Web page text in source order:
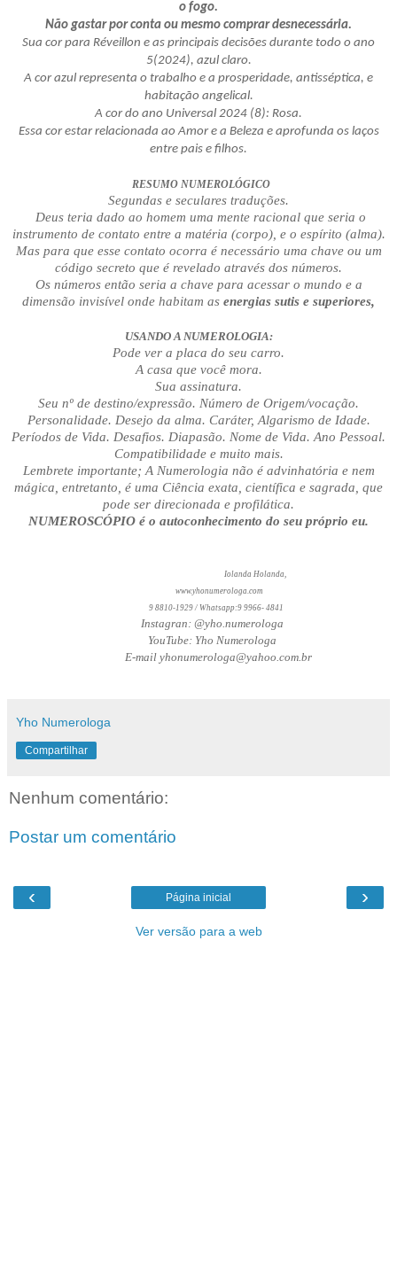
o fogo.
Não gastar por conta ou mesmo comprar desnecessária.
Sua cor para Réveillon e as principais decisões durante todo o ano
5(2024), azul claro.
A cor azul representa o trabalho e a prosperidade, antisséptica, e
habitação angelical.
A cor do ano Universal 2024 (8): Rosa.
Essa cor estar relacionada ao Amor e a Beleza e aprofunda os laços
entre pais e filhos.
RESUMO NUMEROLÓGICO
Segundas e seculares traduções.
Deus teria dado ao homem uma mente racional que seria o
instrumento de contato entre a matéria (corpo), e o espírito (alma).
Mas para que esse contato ocorra é necessário uma chave ou um
código secreto que é revelado através dos números.
Os números então seria a chave para acessar o mundo e a
dimensão invisível onde habitam as energias sutis e superiores,
USANDO A NUMEROLOGIA:
Pode ver a placa do seu carro.
A casa que você mora.
Sua assinatura.
Seu nº de destino/expressão. Número de Origem/vocação.
Personalidade. Desejo da alma. Caráter, Algarismo de Idade.
Períodos de Vida. Desafios. Diapasão. Nome de Vida. Ano Pessoal.
Compatibilidade e muito mais.
Lembrete importante; A Numerologia não é advinhatória e nem
mágica, entretanto, é uma Ciência exata, científica e sagrada, que
pode ser direcionada e profilática.
NUMEROSCÓPIO é o autoconhecimento do seu próprio eu.
Iolanda Holanda,
www.yhonumerologa.com
9 8810-1929 / Whatsapp:9 9966- 4841
Instagran: @yho.numerologa
YouTube: Yho Numerologa
E-mail yhonumerologa@yahoo.com.br
Yho Numerologa
Compartilhar
Nenhum comentário:
Postar um comentário
‹ ›
Página inicial
Ver versão para a web